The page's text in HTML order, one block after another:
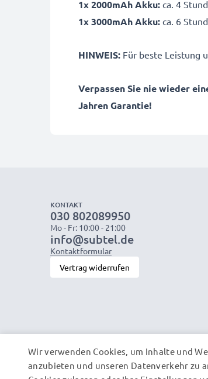
1x 2000mAh Akku: ca. 4
1x 3000mAh Akku: ca. 6
HINWEIS: Für beste Leistung
Verpassen Sie nie wieder
Jahren Garantie!
KONTAKT
030 802089950
Mo - Fr: 10:00 - 21:00
info@subtel.de
Kontaktformular
Vertrag widerrufen
Wir verwenden Cookies, um Inhalte und
anzubieten und unseren Datenverkehr zu